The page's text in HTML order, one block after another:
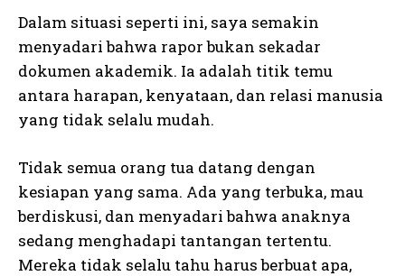
Dalam situasi seperti ini, saya semakin
menyadari bahwa rapor bukan sekadar
dokumen akademik. Ia adalah titik temu
antara harapan, kenyataan, dan relasi manusia
yang tidak selalu mudah.
Tidak semua orang tua datang dengan
kesiapan yang sama. Ada yang terbuka, mau
berdiskusi, dan menyadari bahwa anaknya
sedang menghadapi tantangan tertentu.
Mereka tidak selalu tahu harus berbuat apa,